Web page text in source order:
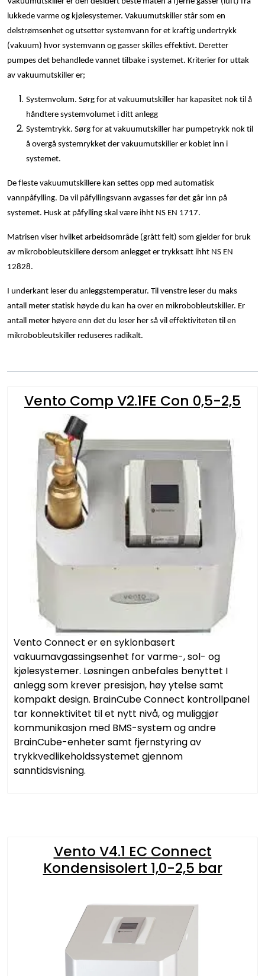
lukkede varme og kjølesystemer. Vakuumutskiller står som en
delstrømsenhet og utsetter systemvann for et kraftig undertrykk
(vakuum) hvor systemvann og gasser skilles effektivt. Deretter
pumpes det behandlede vannet tilbake i systemet. Kriterier for uttak
av vakuumutskiller er;
Systemvolum. Sørg for at vakuumutskiller har kapasitet nok til å
håndtere systemvolumet i ditt anlegg
Systemtrykk. Sørg for at vakuumutskiller har pumpetrykk nok til
å overgå systemrykket der vakuumutskiller er koblet inn i
systemet.
De fleste vakuumutskillere kan settes opp med automatisk
vannpåfylling. Da vil påfyllingsvann avgasses før det går inn på
systemet. Husk at påfylling skal være ihht NS EN 1717.
Matrisen viser hvilket arbeidsområde (grått felt) som gjelder for bruk
av mikrobobleutskillere dersom anlegget er trykksatt ihht NS EN
12828.
I underkant leser du anleggstemperatur. Til venstre leser du maks
antall meter statisk høyde du kan ha over en mikrobobleutskiller. Er
antall meter høyere enn det du leser her så vil effektiviteten til en
mikrobobleutskiller reduseres radikalt.
Vento Comp V2.1FE Con 0,5-2,5
Vento Connect er en syklonbasert
vakuumavgassingsenhet for varme-, sol- og
kjølesystemer. Løsningen anbefales benyttet I
anlegg som krever presisjon, høy ytelse samt
kompakt design. BrainCube Connect kontrollpanel
tar konnektivitet til et nytt nivå, og muliggjør
kommunikasjon med BMS-system og andre
BrainCube-enheter samt fjernstyring av
trykkvedlikeholdssystemet gjennom
sanntidsvisning.
Vento V4.1 EC Connect
Kondensisolert 1,0-2,5 bar
Klemringskoblinger
FPL
Teknisk rom
Radiatorer
Planfront radiatorer
Watersafe
Elektrokjeler
Utleieverktøy
Vifter
Vekslere
Målere
Skap
Viftekonvektorer
Designradiatorer
Unipak
Vannprøver
TA-SCOPE
Kontakt oss